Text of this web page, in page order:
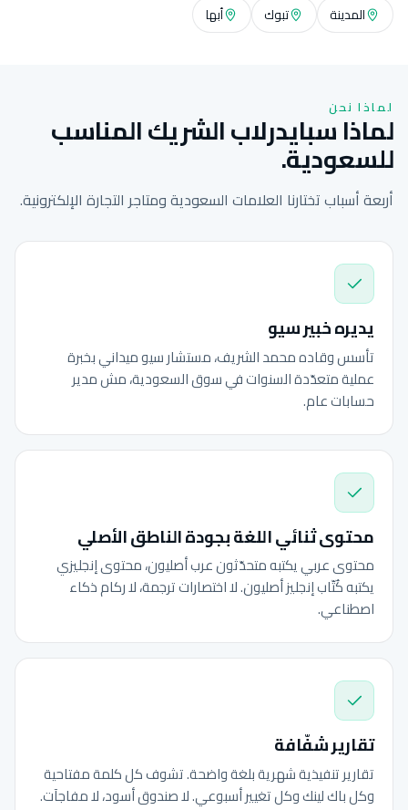
المدينة
تبوك أبها
لماذا نحن
لماذا سبايدرلاب الشريك المناسب
للسعودية.
أربعة أسباب تختارنا العلامات السعودية ومتاجر التجارة الإلكترونية.
يديره خبير سيو
تأسس وقاده محمد الشريف، مستشار سيو ميداني بخبرة
عملية متعدّدة السنوات في سوق السعودية، مش مدير
حسابات عام.
محتوى ثنائي اللغة بجودة الناطق الأصلي
محتوى عربي يكتبه متحدّثون عرب أصليون، محتوى إنجليزي
يكتبه كُتّاب إنجليز أصليون. لا اختصارات ترجمة، لا ركام ذكاء
اصطناعي.
تقارير شفّافة
تقارير تنفيذية شهرية بلغة واضحة. تشوف كل كلمة مفتاحية
وكل باك لينك وكل تغيير أسبوعي. لا صندوق أسود، لا مفاجآت.